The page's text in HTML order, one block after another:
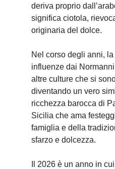
deriva proprio
significa ciotola,
originaria del dolce.
Nel corso degli anni,
influenze dai
altre culture che si
diventando un vero
ricchezza barocca di
Sicilia che ama
famiglia e della
sfarzo e dolcezza.
Il 2026 è un anno in